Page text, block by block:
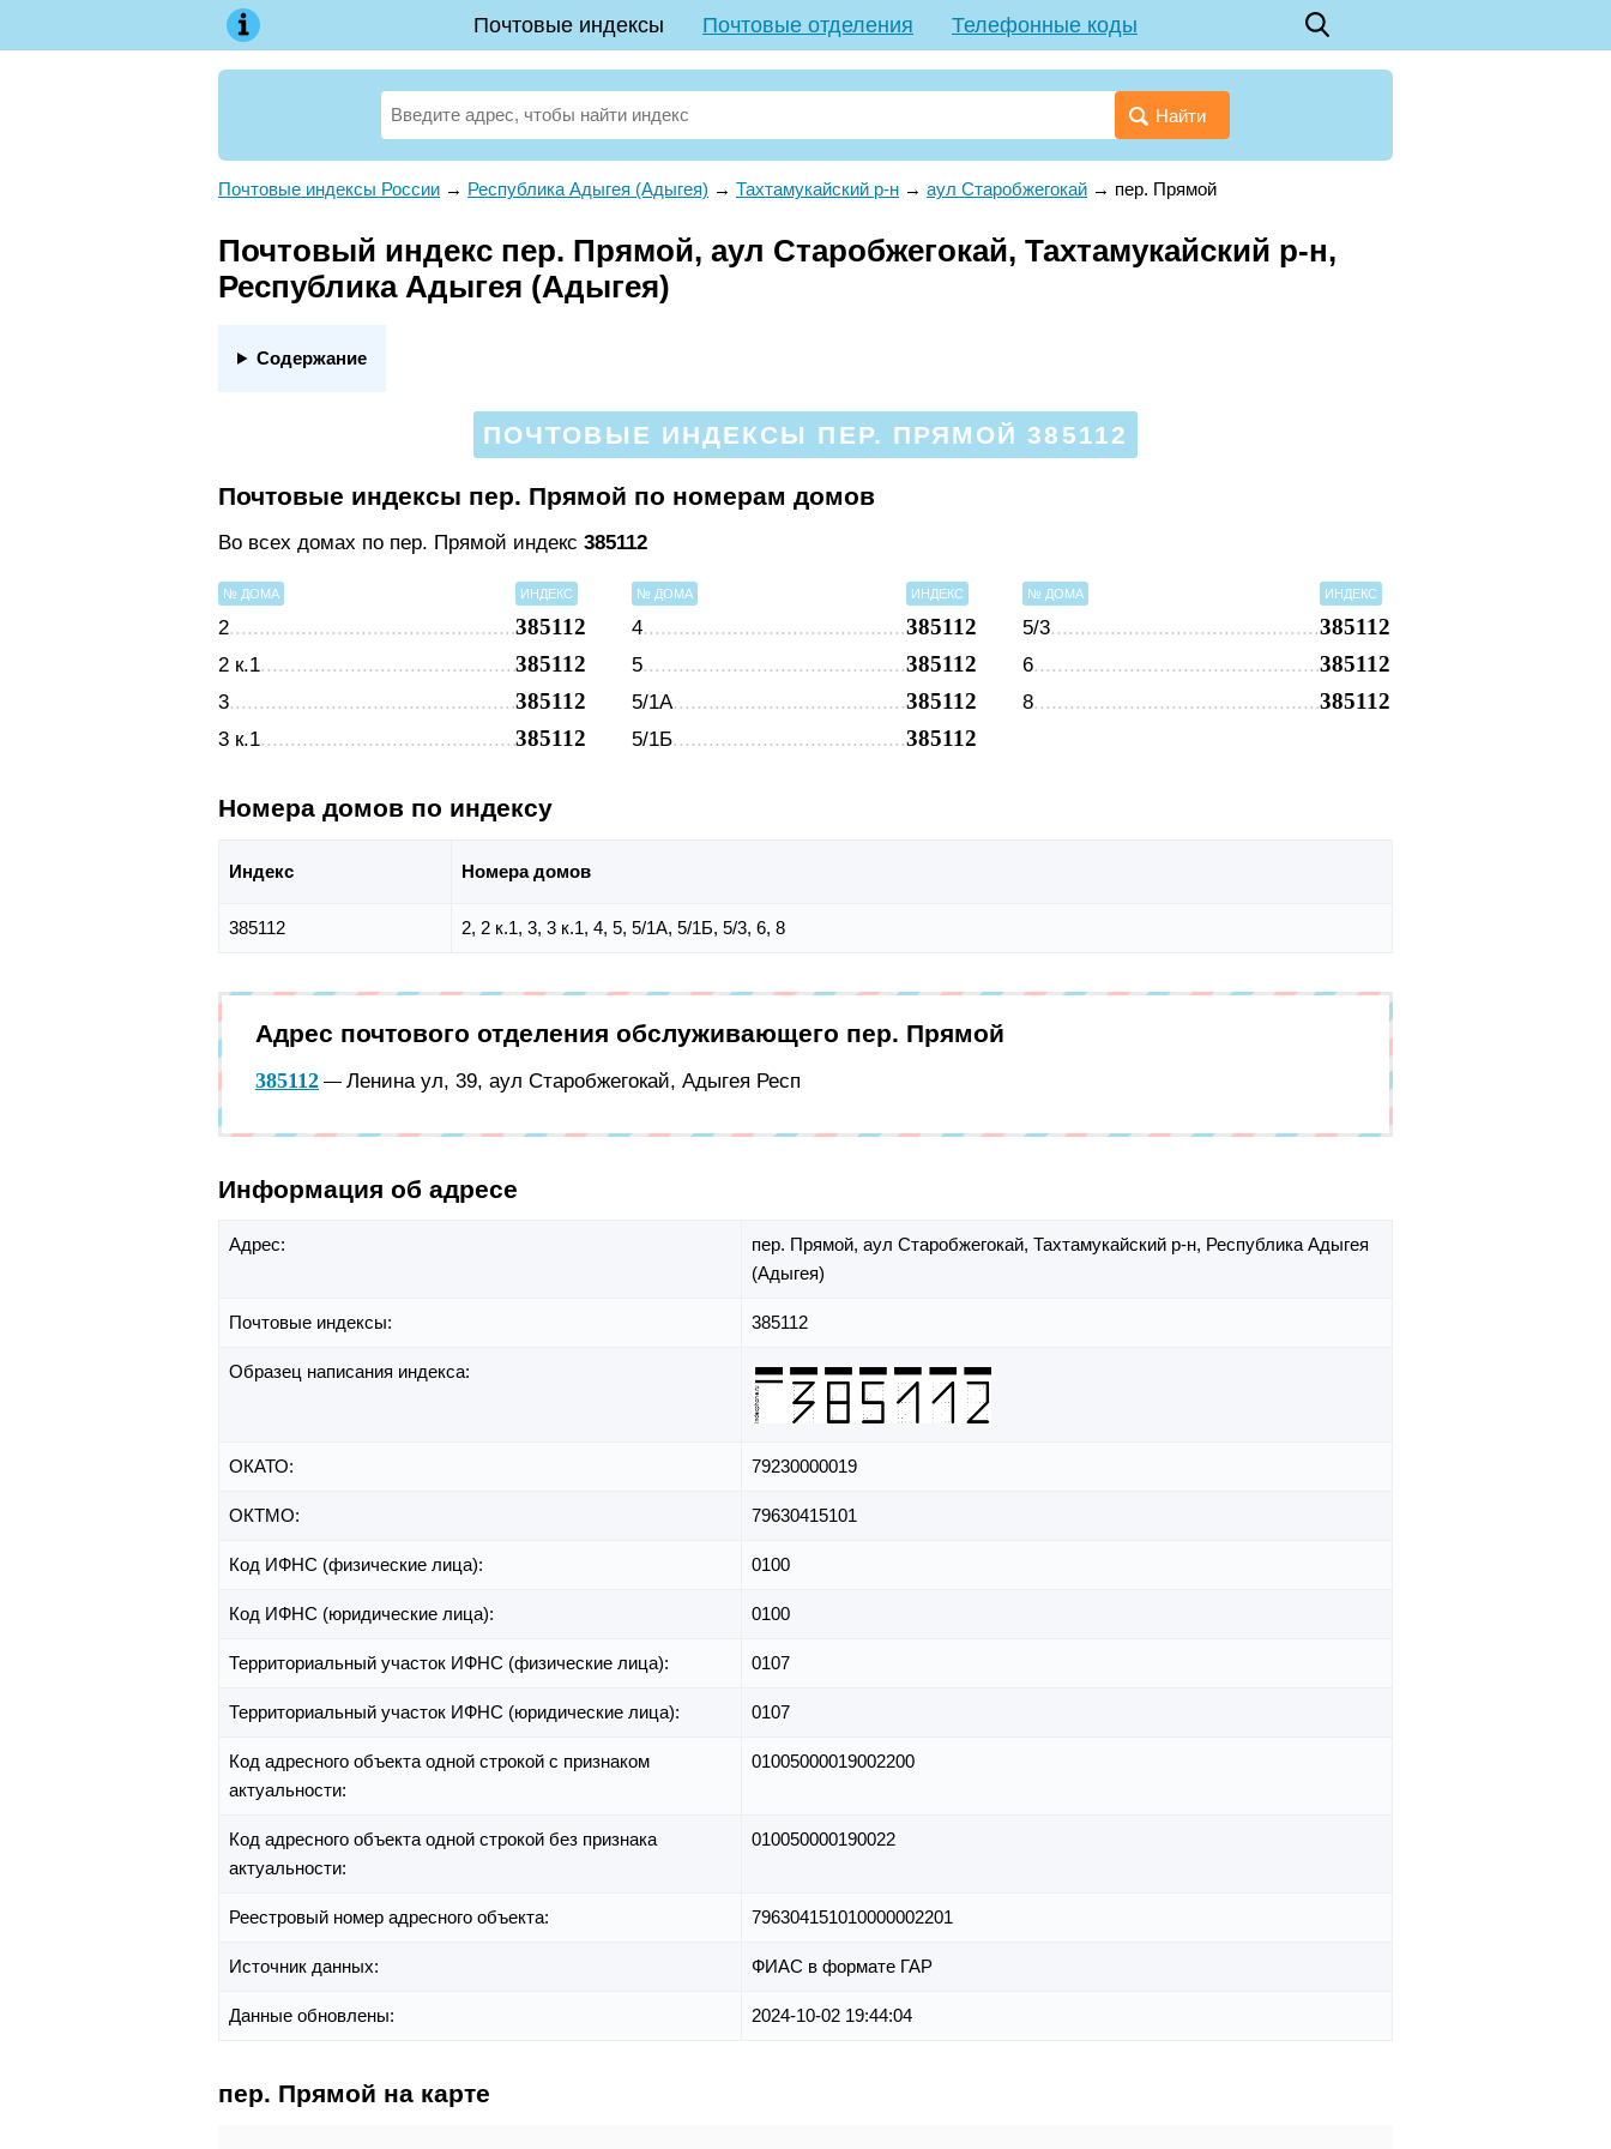
Почтовые индексы Почтовые отделения Телефонные коды
Найти
Почтовые индексы России → Республика Адыгея (Адыгея) → Тахтамукайский р-н → аул Старобжегокай → пер. Прямой
Почтовый индекс пер. Прямой, аул Старобжегокай, Тахтамукайский р-н,
Республика Адыгея (Адыгея)
Содержание
ПОЧТОВЫЕ ИНДЕКСЫ ПЕР. ПРЯМОЙ 385112
Почтовые индексы пер. Прямой по номерам домов
Во всех домах по пер. Прямой индекс 385112
№ ДОМА ИНДЕКС
2 385112
2 к.1 385112
3 385112
3 к.1 385112
№ ДОМА ИНДЕКС
4 385112
5 385112
5/1А 385112
5/1Б 385112
№ ДОМА ИНДЕКС
5/3 385112
6 385112
8 385112
Номера домов по индексу
Индекс Номера домов
385112 2, 2 к.1, 3, 3 к.1, 4, 5, 5/1А, 5/1Б, 5/3, 6, 8
Адрес почтового отделения обслуживающего пер. Прямой
385112 — Ленина ул, 39, аул Старобжегокай, Адыгея Респ
Информация об адресе
Адрес: пер. Прямой, аул Старобжегокай, Тахтамукайский р-н, Республика Адыгея
(Адыгея)
Почтовые индексы: 385112
Образец написания индекса:
ОКАТО: 79230000019
ОКТМО: 79630415101
Код ИФНС (физические лица): 0100
Код ИФНС (юридические лица): 0100
Территориальный участок ИФНС (физические лица): 0107
Территориальный участок ИФНС (юридические лица): 0107
Код адресного объекта одной строкой с признаком
актуальности:
01005000019002200
Код адресного объекта одной строкой без признака
актуальности:
010050000190022
Реестровый номер адресного объекта: 796304151010000002201
Источник данных: ФИАС в формате ГАР
Данные обновлены: 2024-10-02 19:44:04
пер. Прямой на карте